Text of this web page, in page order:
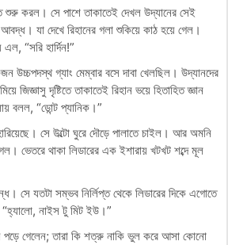
শুরু করল। সে পাশে তাকাতেই দেখল উদ্যানের সেই
আবদ্ধ। যা দেখে রিহানের গলা শুকিয়ে কাঠ হয়ে গেল।
“সরি হার্দিন!”
উচ্চপদস্থ গ্যাং মেম্বার বসে দাবা খেলছিল। উদ্যানদের
জিজ্ঞাসু দৃষ্টিতে তাকাতেই রিহান ভয়ে হিতাহিত জ্ঞান
বলল, “ডোন্ট প্যানিক।”
সে উল্টো ঘুরে দৌড়ে পালাতে চাইল। আর অমনি
ভেতরে থাকা লিডারের এক ইশারায় খটখট শব্দে মূল
সে যতটা সম্ভব নির্লিপ্ত থেকে লিডারের দিকে এগোতে
“হ্যালো, নাইস টু মিট ইউ।”
পড়ে গেলেন; তারা কি শত্রু নাকি ভুল করে আসা কোনো